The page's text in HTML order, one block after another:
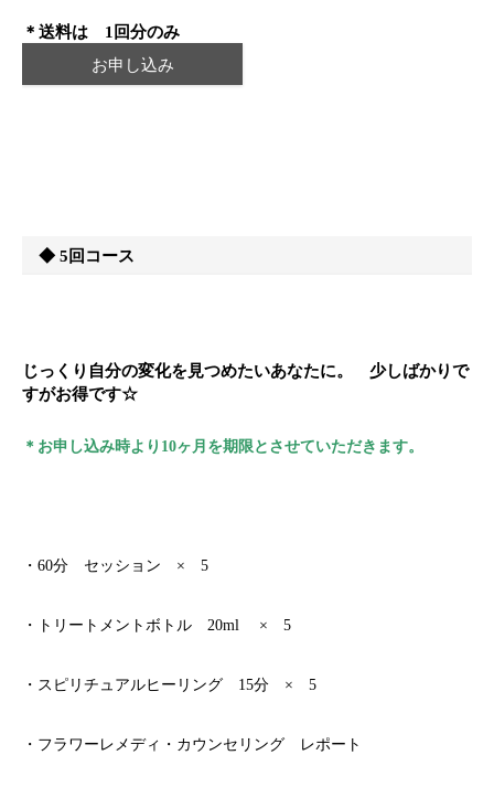
＊送料は 1回分のみ
お申し込み
◆ 5回コース
じっくり自分の変化を見つめたいあなたに。 少しばかりで
すがお得です☆
＊お申し込み時より10ヶ月を期限とさせていただきます。
・60分 セッション × 5
・トリートメントボトル 20ml × 5
・スピリチュアルヒーリング 15分 × 5
・フラワーレメディ・カウンセリング レポート